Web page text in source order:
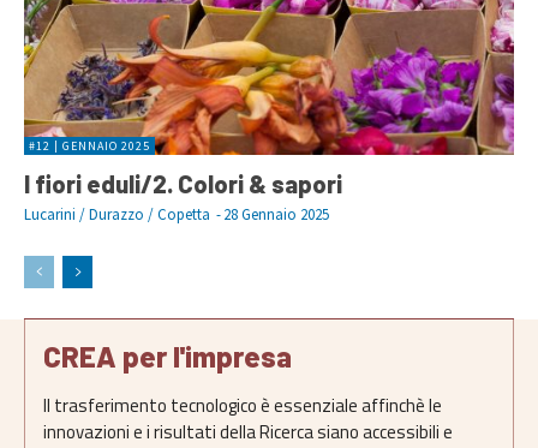
#12 | GENNAIO 2025
I fiori eduli/2. Colori & sapori
Lucarini / Durazzo / Copetta -28 Gennaio 2025
CREA per l'impresa
Il trasferimento tecnologico è essenziale affinchè le
innovazioni e i risultati della Ricerca siano accessibili e